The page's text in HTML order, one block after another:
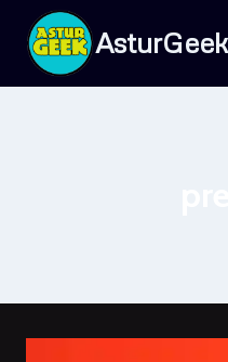
Saltar
contenido